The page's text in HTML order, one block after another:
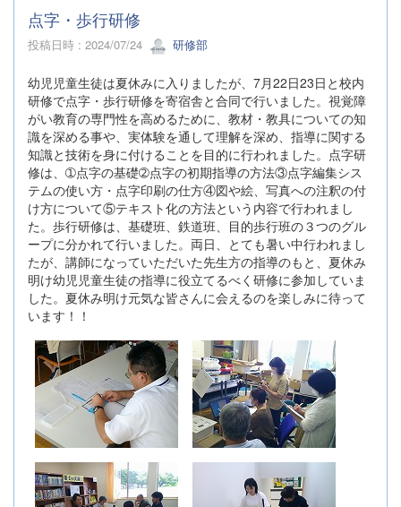
点字・歩行研修
投稿日時 : 2024/07/24 研修部
幼児児童生徒は夏休みに入りましたが、7月22日23日と校内
研修で点字・歩行研修を寄宿舎と合同で行いました。視覚障
がい教育の専門性を高めるために、教材・教具についての知
識を深める事や、実体験を通して理解を深め、指導に関する
知識と技術を身に付けることを目的に行われました。点字研
修は、➀点字の基礎➁点字の初期指導の方法③点字編集シス
テムの使い方・点字印刷の仕方④図や絵、写真への注釈の付
け方について⑤テキスト化の方法という内容で行われまし
た。歩行研修は、基礎班、鉄道班、目的歩行班の３つのグル
ープに分かれて行いました。両日、とても暑い中行われまし
たが、講師になっていただいた先生方の指導のもと、夏休み
明け幼児児童生徒の指導に役立てるべく研修に参加していま
した。夏休み明け元気な皆さんに会えるのを楽しみに待って
います！！